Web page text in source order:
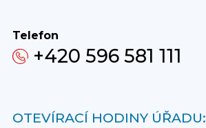
Telefon
+420 596 581 111
OTEVÍRACÍ HODINY ÚŘADU: